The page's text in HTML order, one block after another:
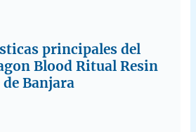
principales del
Blood Ritual Resin
de Banjara